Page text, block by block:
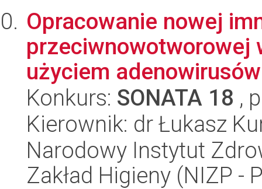
Opracowanie nowej
przeciwnowotworowej
użyciem
Konkurs: SONATA 18 ,
Kierownik: dr Łukasz
Narodowy Instytut
Zakład Higieny (NIZP -